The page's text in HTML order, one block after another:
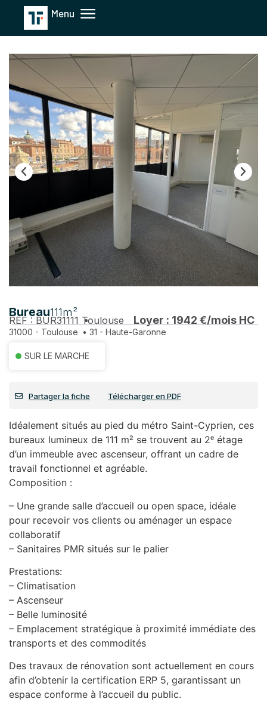
Bureau111m²
REF : BUR31111 Toulouse Loyer : 1942 €/mois HC
31000 - Toulouse • 31 - Haute-Garonne
SUR LE MARCHE
Télécharger en PDF
Partager la fiche
Idéalement situés au pied du métro Saint-Cyprien, ces
bureaux lumineux de 111 m² se trouvent au 2ᵉ étage
d’un immeuble avec ascenseur, offrant un cadre de
travail fonctionnel et agréable.
Composition :
– Une grande salle d’accueil ou open space, idéale
pour recevoir vos clients ou aménager un espace
collaboratif
– Sanitaires PMR situés sur le palier
Prestations:
– Climatisation
– Ascenseur
– Belle luminosité
– Emplacement stratégique à proximité immédiate des
transports et des commodités
Des travaux de rénovation sont actuellement en cours
afin d’obtenir la certification ERP 5, garantissant un
espace conforme à l’accueil du public.